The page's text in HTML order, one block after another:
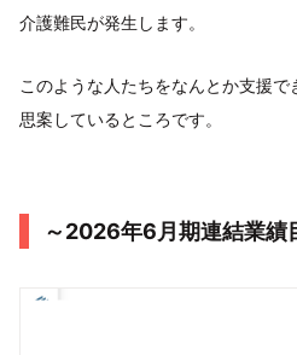
介護難民が発生します。
このような人たちをなんとか支援
思案しているところです。
～2026年6月期連結業績